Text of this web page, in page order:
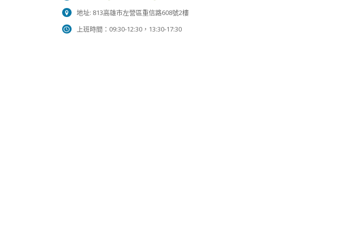
地址: 813高雄市左營區重信路608號2樓
上班時間：09:30-12:30，13:30-17:30